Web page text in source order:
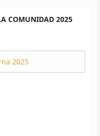
COMUNIDAD 2025
2025